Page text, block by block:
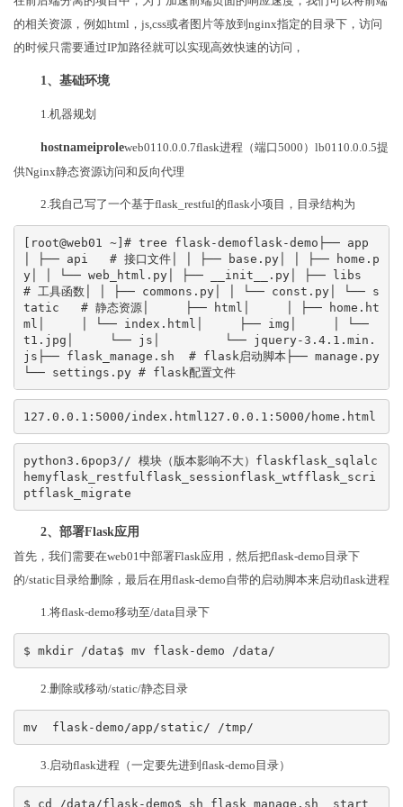
的相关资源，例如html，js,css或者图片等放到nginx指定的目录下，访问
的时候只需要通过IP加路径就可以实现高效快速的访问，
1、基础环境
1.机器规划
hostnameiproleweb0110.0.0.7flask进程（端口5000）lb0110.0.0.5提
供Nginx静态资源访问和反向代理
2.我自己写了一个基于flask_restful的flask小项目，目录结构为
[root@web01 ~]# tree flask-demoflask-demo├── app
│ ├── api   # 接口文件│ │ ├── base.py│ │ ├── home.p
y│ │ └── web_html.py│ ├── __init__.py│ ├── libs
# 工具函数│ │ ├── commons.py│ │ └── const.py│ └── s
tatic   # 静态资源│     ├── html│     │ ├── home.ht
ml│     │ └── index.html│     ├── img│     │ └──
t1.jpg│     └── js│         └── jquery-3.4.1.min.
js├── flask_manage.sh  # flask启动脚本├── manage.py
└── settings.py # flask配置文件
127.0.0.1:5000/index.html127.0.0.1:5000/home.html
python3.6pop3// 模块（版本影响不大）flaskflask_sqlalc
hemyflask_restfulflask_sessionflask_wtfflask_scri
ptflask_migrate
2、部署Flask应用
首先，我们需要在web01中部署Flask应用，然后把flask-demo目录下
的/static目录给删除，最后在用flask-demo自带的启动脚本来启动flask进程
1.将flask-demo移动至/data目录下
$ mkdir /data$ mv flask-demo /data/
2.删除或移动/static/静态目录
mv  flask-demo/app/static/ /tmp/
3.启动flask进程（一定要先进到flask-demo目录）
$ cd /data/flask-demo$ sh flask_manage.sh  start